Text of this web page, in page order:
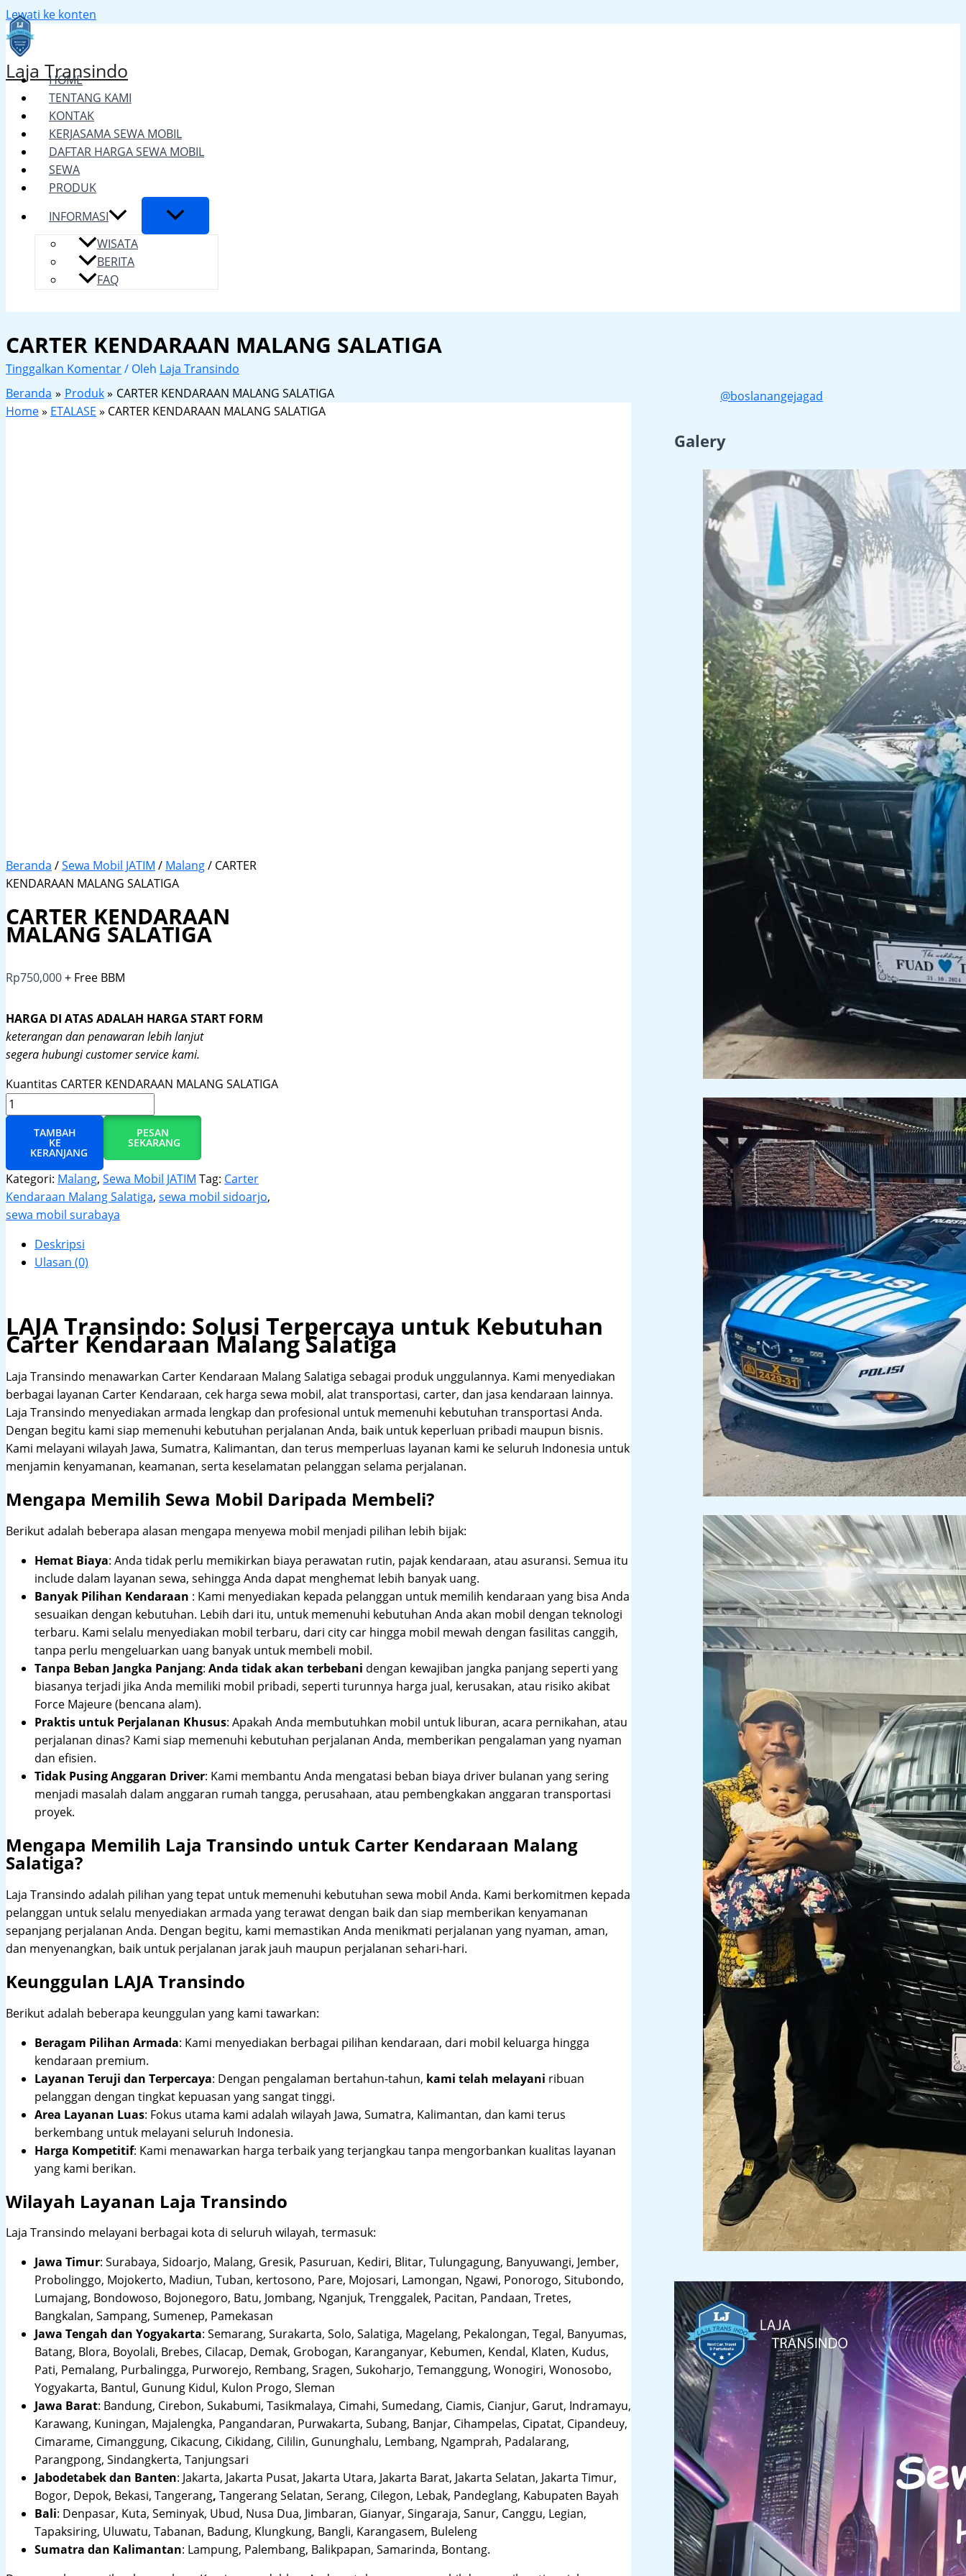
Lewati ke konten
Laja Transindo
HOME
TENTANG KAMI
KONTAK
KERJASAMA SEWA MOBIL
DAFTAR HARGA SEWA MOBIL
SEWA
PRODUK
INFORMASI
WISATA
BERITA
FAQ
CARTER KENDARAAN MALANG SALATIGA
Tinggalkan Komentar/ Oleh Laja Transindo
Beranda
Produk
CARTER KENDARAAN MALANG SALATIGA
Home» ETALASE » CARTER KENDARAAN MALANG SALATIGA
Beranda /Sewa Mobil JATIM / Malang/ CARTER
KENDARAAN MALANG SALATIGA
CARTER KENDARAAN
MALANG SALATIGA
Rp750,000+ Free BBM
HARGA DI ATAS ADALAH HARGA START FORM
keterangan dan penawaran lebih lanjut
segera hubungi customer service kami.
Kuantitas CARTER KENDARAAN MALANG SALATIGA
TAMBAH
KE
KERANJANG
PESAN
SEKARANG
Kategori: Malang, Sewa Mobil JATIM Tag: Carter
Kendaraan Malang Salatiga, sewa mobil sidoarjo,
sewa mobil surabaya
Deskripsi
Ulasan (0)
LAJA Transindo: Solusi Terpercaya untuk Kebutuhan
Carter Kendaraan Malang Salatiga
Laja Transindo menawarkan Carter Kendaraan Malang Salatiga sebagai produk unggulannya. Kami menyediakan
berbagai layanan Carter Kendaraan, cek harga sewa mobil, alat transportasi, carter, dan jasa kendaraan lainnya.
Laja Transindo menyediakan armada lengkap dan profesional untuk memenuhi kebutuhan transportasi Anda.
Dengan begitu kami siap memenuhi kebutuhan perjalanan Anda, baik untuk keperluan pribadi maupun bisnis.
Kami melayani wilayah Jawa, Sumatra, Kalimantan, dan terus memperluas layanan kami ke seluruh Indonesia untuk
menjamin kenyamanan, keamanan, serta keselamatan pelanggan selama perjalanan.
Mengapa Memilih Sewa Mobil Daripada Membeli?
Berikut adalah beberapa alasan mengapa menyewa mobil menjadi pilihan lebih bijak:
Hemat Biaya: Anda tidak perlu memikirkan biaya perawatan rutin, pajak kendaraan, atau asuransi. Semua itu
include dalam layanan sewa, sehingga Anda dapat menghemat lebih banyak uang.
Banyak Pilihan Kendaraan : Kami menyediakan kepada pelanggan untuk memilih kendaraan yang bisa Anda
sesuaikan dengan kebutuhan. Lebih dari itu, untuk memenuhi kebutuhan Anda akan mobil dengan teknologi
terbaru. Kami selalu menyediakan mobil terbaru, dari city car hingga mobil mewah dengan fasilitas canggih,
tanpa perlu mengeluarkan uang banyak untuk membeli mobil.
Tanpa Beban Jangka Panjang: Anda tidak akan terbebani dengan kewajiban jangka panjang seperti yang
biasanya terjadi jika Anda memiliki mobil pribadi, seperti turunnya harga jual, kerusakan, atau risiko akibat
Force Majeure (bencana alam).
Praktis untuk Perjalanan Khusus: Apakah Anda membutuhkan mobil untuk liburan, acara pernikahan, atau
perjalanan dinas? Kami siap memenuhi kebutuhan perjalanan Anda, memberikan pengalaman yang nyaman
dan efisien.
Tidak Pusing Anggaran Driver: Kami membantu Anda mengatasi beban biaya driver bulanan yang sering
menjadi masalah dalam anggaran rumah tangga, perusahaan, atau pembengkakan anggaran transportasi
proyek.
Mengapa Memilih Laja Transindo untuk Carter Kendaraan Malang
Salatiga?
Laja Transindo adalah pilihan yang tepat untuk memenuhi kebutuhan sewa mobil Anda. Kami berkomitmen kepada
pelanggan untuk selalu menyediakan armada yang terawat dengan baik dan siap memberikan kenyamanan
sepanjang perjalanan Anda. Dengan begitu, kami memastikan Anda menikmati perjalanan yang nyaman, aman,
dan menyenangkan, baik untuk perjalanan jarak jauh maupun perjalanan sehari-hari.
Keunggulan LAJA Transindo
Berikut adalah beberapa keunggulan yang kami tawarkan:
Beragam Pilihan Armada: Kami menyediakan berbagai pilihan kendaraan, dari mobil keluarga hingga
kendaraan premium.
Layanan Teruji dan Terpercaya: Dengan pengalaman bertahun-tahun, kami telah melayani ribuan
pelanggan dengan tingkat kepuasan yang sangat tinggi.
Area Layanan Luas: Fokus utama kami adalah wilayah Jawa, Sumatra, Kalimantan, dan kami terus
berkembang untuk melayani seluruh Indonesia.
Harga Kompetitif: Kami menawarkan harga terbaik yang terjangkau tanpa mengorbankan kualitas layanan
yang kami berikan.
Wilayah Layanan Laja Transindo
Laja Transindo melayani berbagai kota di seluruh wilayah, termasuk:
Jawa Timur: Surabaya, Sidoarjo, Malang, Gresik, Pasuruan, Kediri, Blitar, Tulungagung, Banyuwangi, Jember,
Probolinggo, Mojokerto, Madiun, Tuban, kertosono, Pare, Mojosari, Lamongan, Ngawi, Ponorogo, Situbondo,
Lumajang, Bondowoso, Bojonegoro, Batu, Jombang, Nganjuk, Trenggalek, Pacitan, Pandaan, Tretes,
Bangkalan, Sampang, Sumenep, Pamekasan
Jawa Tengah dan Yogyakarta: Semarang, Surakarta, Solo, Salatiga, Magelang, Pekalongan, Tegal, Banyumas,
Batang, Blora, Boyolali, Brebes, Cilacap, Demak, Grobogan, Karanganyar, Kebumen, Kendal, Klaten, Kudus,
Pati, Pemalang, Purbalingga, Purworejo, Rembang, Sragen, Sukoharjo, Temanggung, Wonogiri, Wonosobo,
Yogyakarta, Bantul, Gunung Kidul, Kulon Progo, Sleman
Jawa Barat: Bandung, Cirebon, Sukabumi, Tasikmalaya, Cimahi, Sumedang, Ciamis, Cianjur, Garut, Indramayu,
Karawang, Kuningan, Majalengka, Pangandaran, Purwakarta, Subang, Banjar, Cihampelas, Cipatat, Cipandeuy,
Cimarame, Cimanggung, Cikacung, Cikidang, Cililin, Gununghalu, Lembang, Ngamprah, Padalarang,
Parangpong, Sindangkerta, Tanjungsari
Jabodetabek dan Banten: Jakarta, Jakarta Pusat, Jakarta Utara, Jakarta Barat, Jakarta Selatan, Jakarta Timur,
Bogor, Depok, Bekasi, Tangerang, Tangerang Selatan, Serang, Cilegon, Lebak, Pandeglang, Kabupaten Bayah
Bali: Denpasar, Kuta, Seminyak, Ubud, Nusa Dua, Jimbaran, Gianyar, Singaraja, Sanur, Canggu, Legian,
Tapaksiring, Uluwatu, Tabanan, Badung, Klungkung, Bangli, Karangasem, Buleleng
Sumatra dan Kalimantan: Lampung, Palembang, Balikpapan, Samarinda, Bontang.
@boslanangejagad
Galery